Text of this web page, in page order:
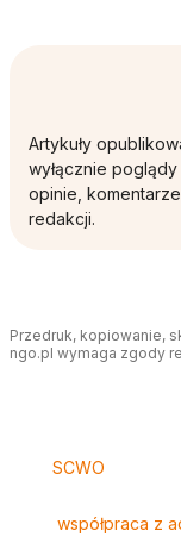
Artykuły
wyłącznie
opinie,
redakcji.
Przedruk, kopiowanie,
ngo.pl wymaga zgody
SCWO
współpraca z